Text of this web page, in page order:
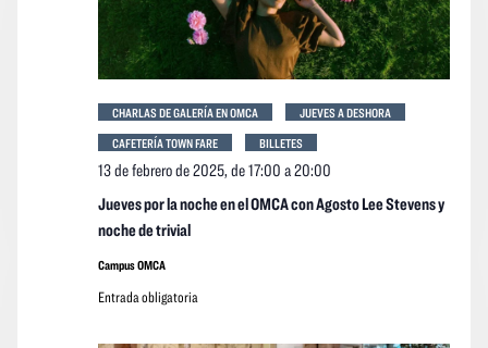
Jueves por la noche en el OMCA con Agosto Lee Stevens y
noche de trivial
13 de febrero de 2025, de 17:00 a20:00
CHARLAS DE GALERÍA EN OMCA
JUEVES A DESHORA
CAFETERÍA TOWN FARE
BILLETES
Campus OMCA
Entrada obligatoria